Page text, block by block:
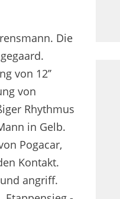
Die
von 12’’
von
Rhythmus
in Gelb.
Pogacar,
Kontakt.
angriff.